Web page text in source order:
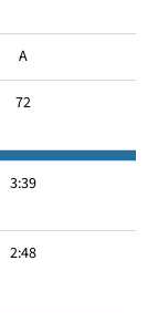
A
72
3:39
2:48